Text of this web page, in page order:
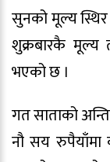
सुनको मूल्य
शुक्रबारकै
भएको छ ।
गत साताको
नौ सय रुपैयाँमा